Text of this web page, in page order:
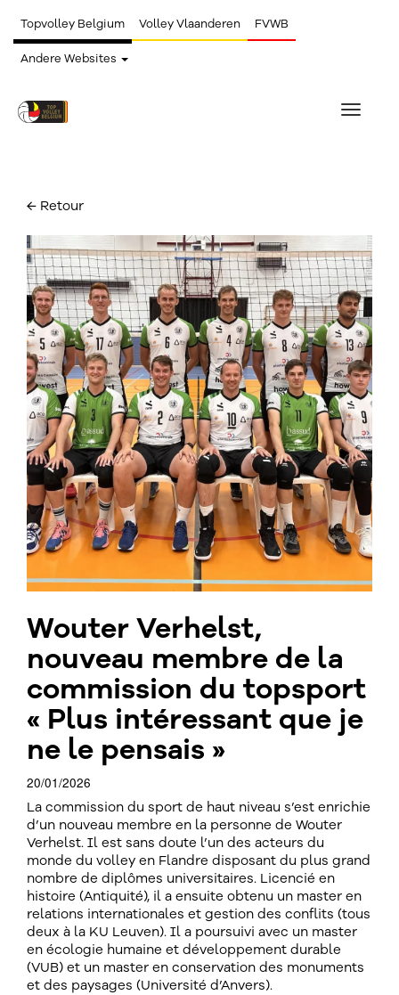
Topvolley Belgium Volley Vlaanderen FVWB
Andere Websites
Toggle
← Retour
Wouter Verhelst,
nouveau membre de la
commission du topsport
« Plus intéressant que je
ne le pensais »
20/01/2026
La commission du sport de haut niveau s’est enrichie
d’un nouveau membre en la personne de Wouter
Verhelst. Il est sans doute l’un des acteurs du
monde du volley en Flandre disposant du plus grand
nombre de diplômes universitaires. Licencié en
histoire (Antiquité), il a ensuite obtenu un master en
relations internationales et gestion des conflits (tous
deux à la KU Leuven). Il a poursuivi avec un master
en écologie humaine et développement durable
(VUB) et un master en conservation des monuments
et des paysages (Université d’Anvers).